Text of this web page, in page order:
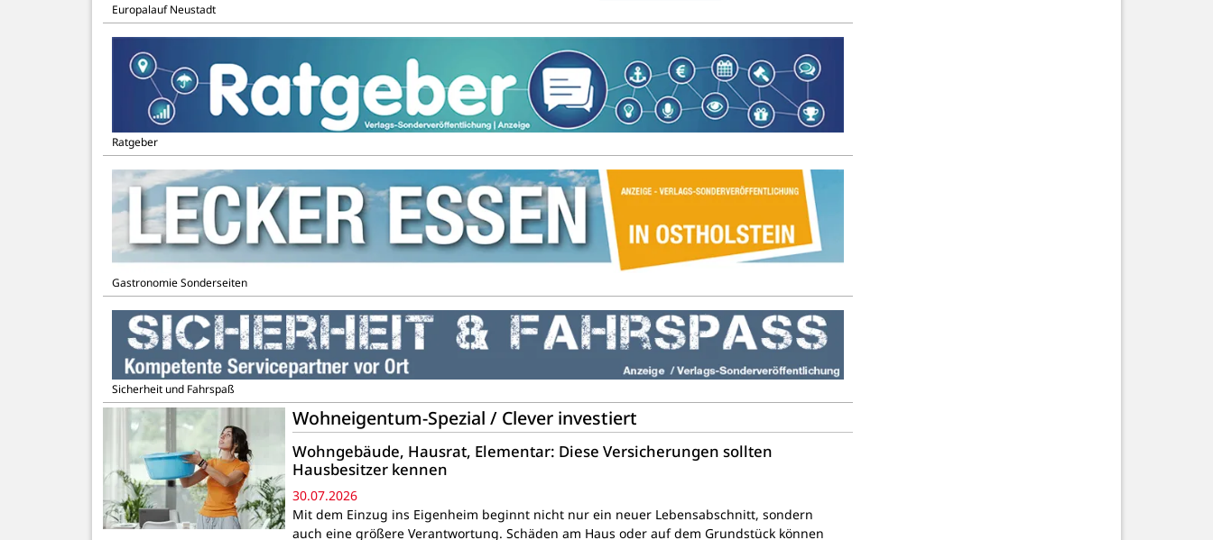
Europalauf Neustadt
Ratgeber
Gastronomie Sonderseiten
Sicherheit und Fahrspaß
Wohneigentum-Spezial / Clever investiert
Wohngebäude, Hausrat, Elementar: Diese Versicherungen sollten
Hausbesitzer kennen
30.07.2026
Mit dem Einzug ins Eigenheim beginnt nicht nur ein neuer Lebensabschnitt, sondern
auch eine größere Verantwortung. Schäden am Haus oder auf dem Grundstück können